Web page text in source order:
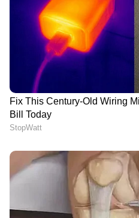
തൊട്ടുപിന്നാലെയാണ്
ചേര്‍ന്ന് ടാറ്റയുടെ
വന്നിരിക്കുന്നത്.
സൗകര്യങ്ങള്‍
കമ്പനികള്‍ തമ്മിലുള്ള
കടുക്കുന്നുവെന്നതിന്റെ
സൂചനയാണിത്.